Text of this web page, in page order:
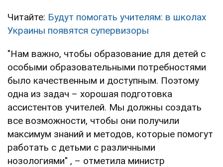
Читайте: Будут помогать учителям: в школах
Украины появятся супервизоры
"Нам важно, чтобы образование для детей с
особыми образовательными потребностями
было качественным и доступным. Поэтому
одна из задач – хорошая подготовка
ассистентов учителей. Мы должны создать
все возможности, чтобы они получили
максимум знаний и методов, которые помогут
работать с детьми с различными
нозологиями" , – отметила министр